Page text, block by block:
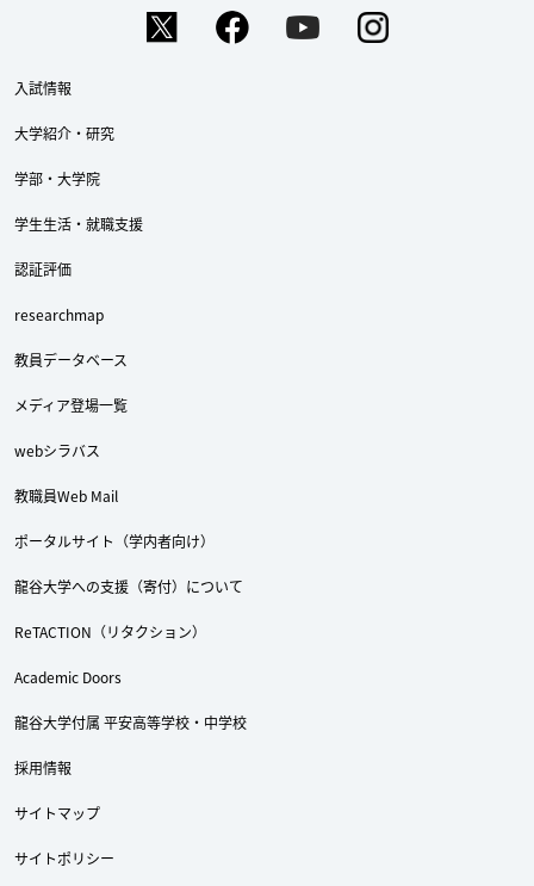
入試情報
大学紹介・研究
学部・大学院
学生生活・就職支援
認証評価
researchmap
教員データベース
メディア登場一覧
webシラバス
教職員Web Mail
ポータルサイト（学内者向け）
龍谷大学への支援（寄付）について
ReTACTION（リタクション）
Academic Doors
龍谷大学付属 平安高等学校・中学校
採用情報
サイトマップ
サイトポリシー